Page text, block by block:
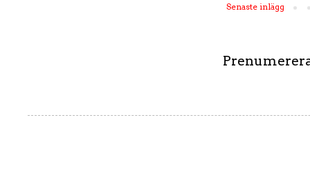
Senaste inlägg